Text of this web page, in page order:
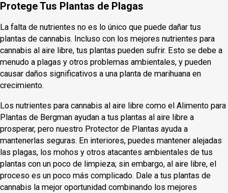
Protege Tus Plantas de Plagas
La falta de nutrientes no es lo único que puede dañar tus
plantas de cannabis. Incluso con los mejores nutrientes para
cannabis al aire libre, tus plantas pueden sufrir. Esto se debe a
menudo a plagas y otros problemas ambientales, y pueden
causar daños significativos a una planta de marihuana en
crecimiento.
Los nutrientes para cannabis al aire libre como el Alimento para
Plantas de Bergman ayudan a tus plantas al aire libre a
prosperar, pero nuestro Protector de Plantas ayuda a
mantenerlas seguras. En interiores, puedes mantener alejadas
las plagas, los mohos y otros atacantes ambientales de tus
plantas con un poco de limpieza; sin embargo, al aire libre, el
proceso es un poco más complicado. Dale a tus plantas de
cannabis la mejor oportunidad combinando los mejores